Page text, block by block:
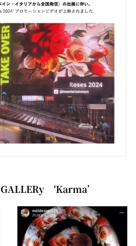
‘Karma’